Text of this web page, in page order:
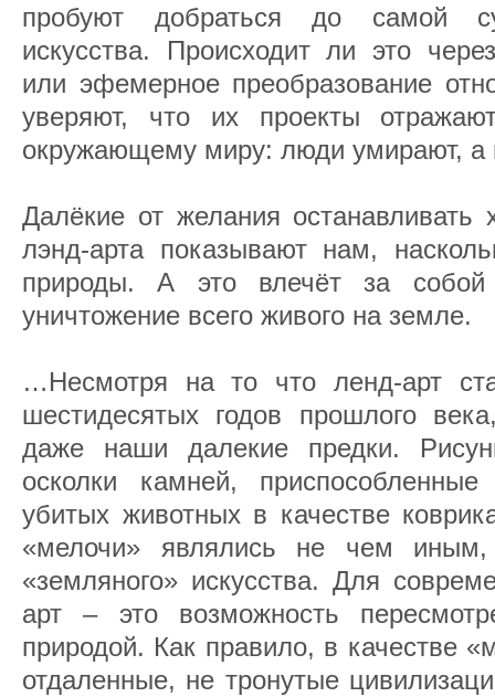
пробуют добраться до самой
искусства. Происходит ли это
или эфемерное преобразование
уверяют, что их проекты
окружающему миру: люди умирают, а
Далёкие от желания останавливать
лэнд-арта показывают нам,
природы. А это влечёт за собой
уничтожение всего живого на земле.
…Несмотря на то что ленд-арт
шестидесятых годов прошлого
даже наши далекие предки.
осколки камней,
убитых животных в качестве
«мелочи» являлись не чем иным,
«земляного» искусства. Для
арт – это возможность
природой. Как правило, в качестве
отдаленные, не тронутые